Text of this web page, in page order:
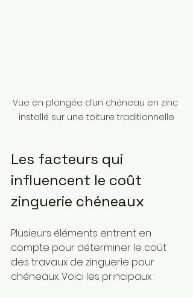
Vue en plongée d’un chéneau en zinc
installé sur une toiture traditionnelle
Les facteurs qui
influencent le coût
zinguerie chéneaux
Plusieurs éléments entrent en
compte pour déterminer le coût
des travaux de zinguerie pour
chéneaux. Voici les principaux :